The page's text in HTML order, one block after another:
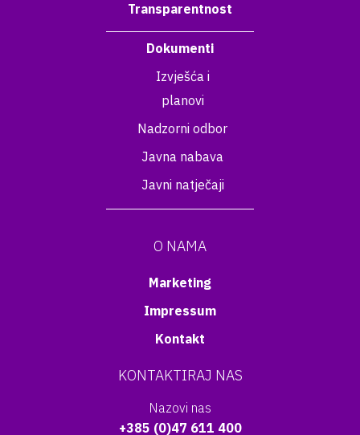
Transparentnost
Dokumenti
Izvješća i
planovi
Nadzorni odbor
Javna nabava
Javni natječaji
O NAMA
Marketing
Impressum
Kontakt
KONTAKTIRAJ NAS
Nazovi nas
+385 (0)47 611 400